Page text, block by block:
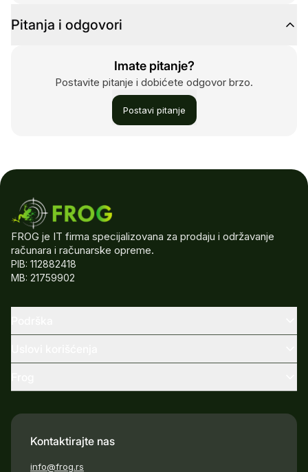
Pitanja i odgovori
Imate pitanje?
Postavite pitanje i dobićete odgovor brzo.
Postavi pitanje
FROG je IT firma specijalizovana za prodaju i održavanje
računara i računarske opreme.
PIB: 112882418
MB: 21759902
Kontaktirajte nas
info@frog.rs